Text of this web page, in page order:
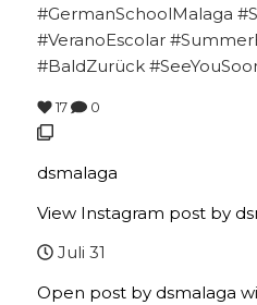
#GermanSchoolMalaga
#VeranoEscolar
#BaldZurück
17 0
dsmalaga
View Instagram post by
Juli 31
Open post by dsmalaga